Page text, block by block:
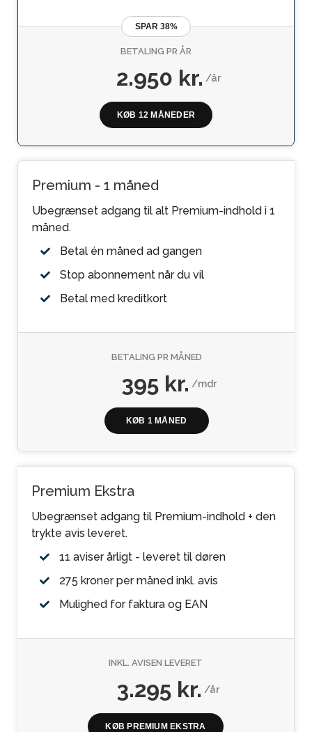
Premium - 1 måned
Ubegrænset adgang til alt Premium-indhold i 1
måned.
Betal én måned ad gangen
Stop abonnement når du vil
Betal med kreditkort
BETALING PR MÅNED
395 kr./mdr
KØB 1 MÅNED
SPAR 38%
BETALING PR ÅR
2.950 kr./år
KØB 12 MÅNEDER
Premium Ekstra
Ubegrænset adgang til Premium-indhold + den
trykte avis leveret.
11 aviser årligt - leveret til døren
275 kroner per måned inkl. avis
Mulighed for faktura og EAN
INKL. AVISEN LEVERET
3.295 kr./år
KØB PREMIUM EKSTRA